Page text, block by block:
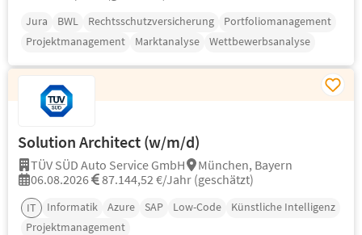
Jura BWL Rechtsschutzversicherung
Portfoliomanagement
Projektmanagement
Marktanalyse Wettbewerbsanalyse
Solution Architect (w/m/d)
TÜV SÜD Auto Service GmbH
München, Bayern
06.08.2026
87.144,52 €/Jahr (geschätzt)
IT Informatik Azure SAP Low-Code
Künstliche Intelligenz
Projektmanagement